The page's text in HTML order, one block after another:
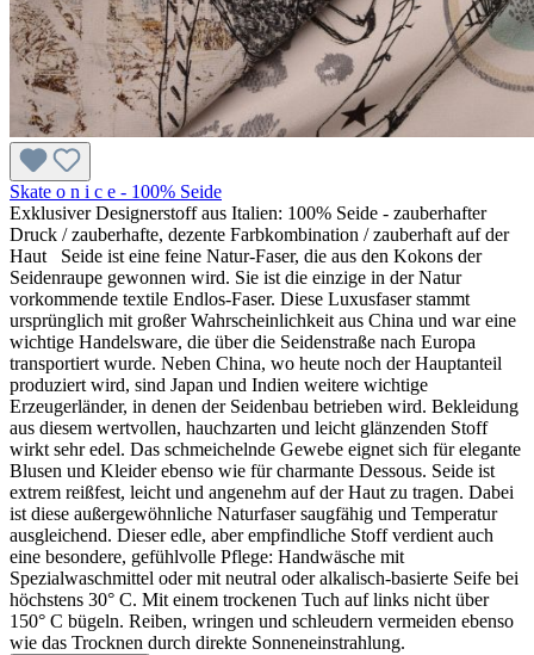
Skate o n i c e - 100% Seide
Exklusiver Designerstoff aus Italien: 100% Seide - zauberhafter
Druck / zauberhafte, dezente Farbkombination / zauberhaft auf der
Haut Seide ist eine feine Natur-Faser, die aus den Kokons der
Seidenraupe gewonnen wird. Sie ist die einzige in der Natur
vorkommende textile Endlos-Faser. Diese Luxusfaser stammt
ursprünglich mit großer Wahrscheinlichkeit aus China und war eine
wichtige Handelsware, die über die Seidenstraße nach Europa
transportiert wurde. Neben China, wo heute noch der Hauptanteil
produziert wird, sind Japan und Indien weitere wichtige
Erzeugerländer, in denen der Seidenbau betrieben wird. Bekleidung
aus diesem wertvollen, hauchzarten und leicht glänzenden Stoff
wirkt sehr edel. Das schmeichelnde Gewebe eignet sich für elegante
Blusen und Kleider ebenso wie für charmante Dessous. Seide ist
extrem reißfest, leicht und angenehm auf der Haut zu tragen. Dabei
ist diese außergewöhnliche Naturfaser saugfähig und Temperatur
ausgleichend. Dieser edle, aber empfindliche Stoff verdient auch
eine besondere, gefühlvolle Pflege: Handwäsche mit
Spezialwaschmittel oder mit neutral oder alkalisch-basierte Seife bei
höchstens 30° C. Mit einem trockenen Tuch auf links nicht über
150° C bügeln. Reiben, wringen und schleudern vermeiden ebenso
wie das Trocknen durch direkte Sonneneinstrahlung.